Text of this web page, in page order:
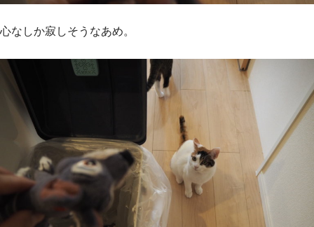
心なしか寂しそうなあめ。